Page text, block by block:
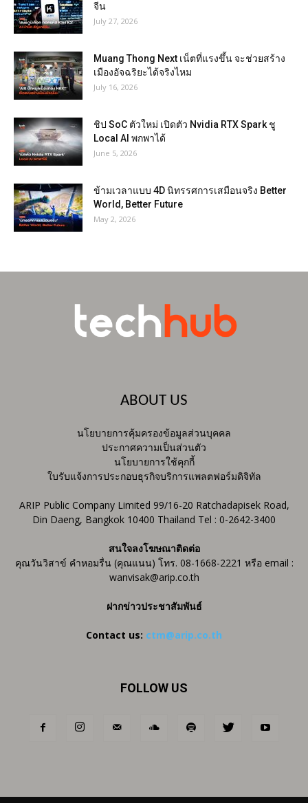
จีน
July 27, 2026
Muang Thong Next เน็ตที่แรงขึ้น จะช่วยสร้าง
เมืองอัจฉริยะได้จริงไหม
July 16, 2026
ชิป SoC ตัวใหม่ เปิดตัว Nvidia RTX Spark ชู
Local AI พกพาได้
June 5, 2026
ข้ามเวลาแบบ 4D นิทรรศการเสมือนจริง Better
World, Better Future
May 2, 2026
ABOUT US
นโยบายการคุ้มครองข้อมูลส่วนบุคคล
ประกาศความเป็นส่วนตัว
นโยบายการใช้คุกกี้
ใบรับแจ้งการประกอบธุรกิจบริการแพลตฟอร์มดิจิทัล
ARIP Public Company Limited 99/16-20 Ratchadapisek Road,
Din Daeng, Bangkok 10400 Thailand Tel : 0-2642-3400
สนใจลงโฆษณาติดต่อ
คุณวันวิสาข์ คำหอมรื่น (คุณแนน) โทร. 08-1668-2221 หรือ email :
wanvisak@arip.co.th
ฝากข่าวประชาสัมพันธ์
Contact us: ctm@arip.co.th
FOLLOW US